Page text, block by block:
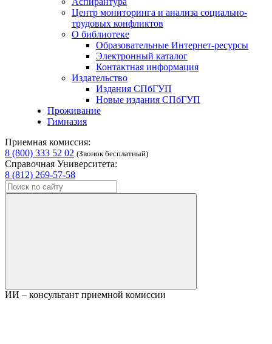
Центр мониторинга и анализа социально-
трудовых конфликтов
О библиотеке
Образовательные Интернет-ресурсы
Электронный каталог
Контактная информация
Издательство
Издания СПбГУП
Новые издания СПбГУП
Проживание
Гимназия
Приемная комиссия:
8 (800) 333 52 02 (Звонок бесплатный)
Справочная Университета:
8 (812) 269-57-58
ИИ – консультант приемной комиссии